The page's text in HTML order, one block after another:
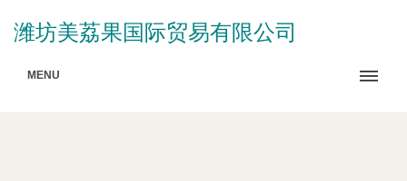
潍坊美荔果国际贸易有限公司
MENU